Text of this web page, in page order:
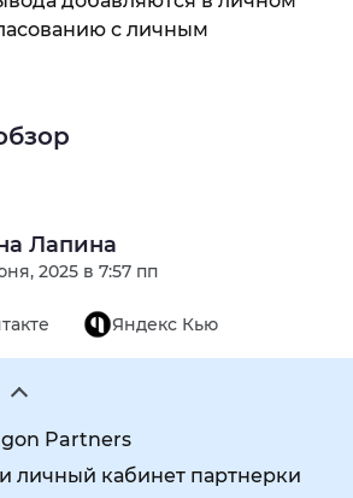
с личным
Лапина
2025 в 7:57 пп
Яндекс Кью
Partners
личный кабинет партнерки